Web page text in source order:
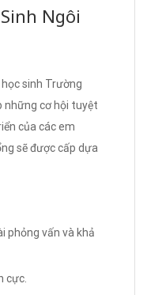
Ngôi
sinh Trường
những cơ hội tuyệt
của các em
sẽ được cấp dựa
phỏng vấn và khả
cực.